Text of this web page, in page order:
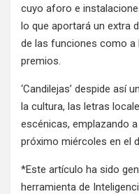
cuyo aforo e
lo que aportará un extra
de las funciones como a
premios.
‘Candilejas’ despide así
la cultura, las letras
escénicas, emplazando
próximo miércoles en el
*Este artículo ha sido
herramienta de